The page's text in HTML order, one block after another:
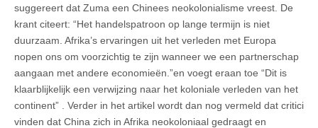
suggereert dat Zuma een Chinees neokolonialisme vreest. De
krant citeert: “Het handelspatroon op lange termijn is niet
duurzaam. Afrika’s ervaringen uit het verleden met Europa
nopen ons om voorzichtig te zijn wanneer we een partnerschap
aangaan met andere economieën.”en voegt eraan toe “Dit is
klaarblijkelijk een verwijzing naar het koloniale verleden van het
continent” . Verder in het artikel wordt dan nog vermeld dat critici
vinden dat China zich in Afrika neokoloniaal gedraagt en